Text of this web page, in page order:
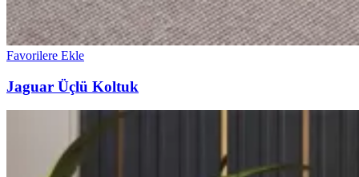
Favorilere Ekle
Jaguar Üçlü Koltuk